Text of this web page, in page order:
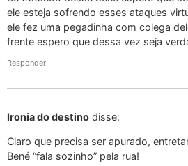
ele esteja sofrendo esses ataques
ele fez uma pegadinha com colega
frente espero que dessa vez seja
Responder
Ironia do destino disse:
Claro que precisa ser apurado,
Bené “fala sozinho” pela rua!